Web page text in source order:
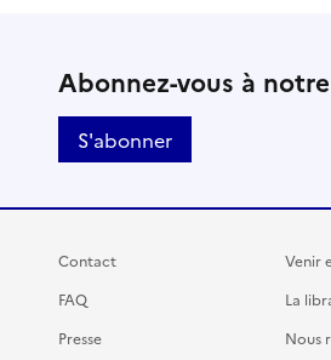
Abonnez-vous à
S'abonner
Contact
FAQ
Presse
Venir
La
Nous